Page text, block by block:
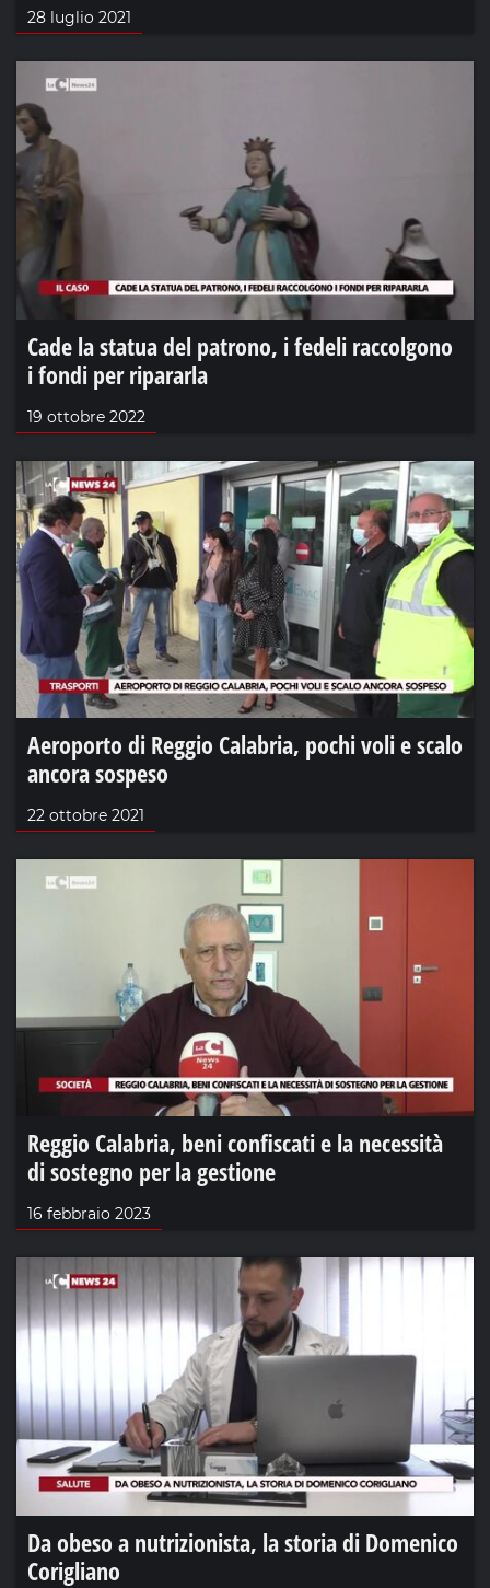
28 luglio 2021
Cade la statua del patrono, i fedeli raccolgono
i fondi per ripararla
19 ottobre 2022
Aeroporto di Reggio Calabria, pochi voli e scalo
ancora sospeso
22 ottobre 2021
Reggio Calabria, beni confiscati e la necessità
di sostegno per la gestione
16 febbraio 2023
Da obeso a nutrizionista, la storia di Domenico
Corigliano